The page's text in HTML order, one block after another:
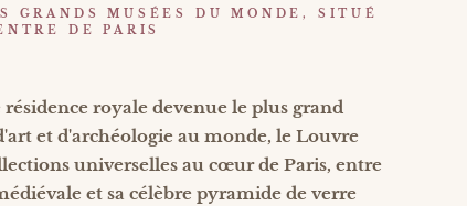
GRANDS MUSÉES DU MONDE, SITUÉ
DE PARIS
royale devenue le plus grand
et d'archéologie au monde, le Louvre
universelles au cœur de Paris, entre
et sa célèbre pyramide de verre